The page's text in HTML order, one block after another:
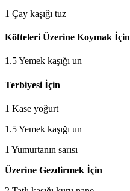
1 Çay kaşığı tuz
Köfteleri Üzerine Koymak İçin
1.5 Yemek kaşığı un
Terbiyesi İçin
1 Kase yoğurt
1.5 Yemek kaşığı un
1 Yumurtanın sarısı
Üzerine Gezdirmek İçin